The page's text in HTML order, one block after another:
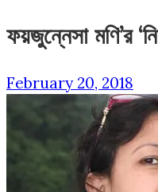
ফয়জুন্নেসা মণি’র
February 20, 2018